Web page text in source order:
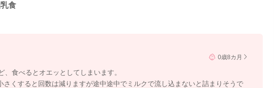
食
0歳8カ月
食べるとオエッとしてしまいます。
さくすると回数は減りますが途中途中でミルクで流し込まないと詰まりそうで